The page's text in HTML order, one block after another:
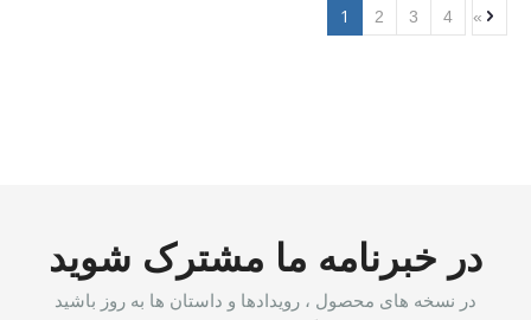
1 2 3 4 »
در خبرنامه ما مشترک شوید
در نسخه های محصول ، رویدادها و داستان ها به روز باشید